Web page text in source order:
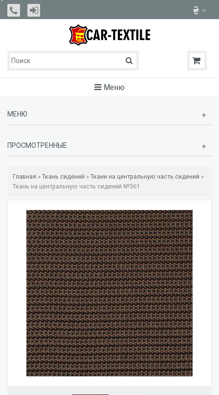
Меню
МЕНЮ
ПРОСМОТРЕННЫЕ
Главная » Ткань сидений » Ткани на центральную часть сидений »
Ткань на центральную часть сидений №361